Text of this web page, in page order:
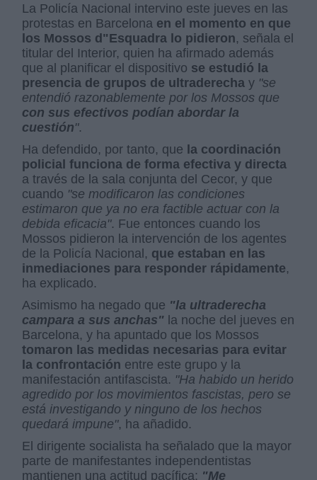
La Policía Nacional intervino este jueves en las
protestas en Barcelona en el momento en que
los Mossos d"Esquadra lo pidieron, señala el
titular del Interior, quien ha afirmado además
que al planificar el dispositivo se estudió la
presencia de grupos de ultraderecha y "se
entendió razonablemente por los Mossos que
con sus efectivos podían abordar la
cuestión".
Ha defendido, por tanto, que la coordinación
policial funciona de forma efectiva y directa
a través de la sala conjunta del Cecor, y que
cuando "se modificaron las condiciones
estimaron que ya no era factible actuar con la
debida eficacia". Fue entonces cuando los
Mossos pidieron la intervención de los agentes
de la Policía Nacional, que estaban en las
inmediaciones para responder rápidamente,
ha explicado.
Asimismo ha negado que "la ultraderecha
campara a sus anchas" la noche del jueves en
Barcelona, y ha apuntado que los Mossos
tomaron las medidas necesarias para evitar
la confrontación entre este grupo y la
manifestación antifascista. "Ha habido un herido
agredido por los movimientos fascistas, pero se
está investigando y ninguno de los hechos
quedará impune", ha añadido.
El dirigente socialista ha señalado que la mayor
parte de manifestantes independentistas
mantienen una actitud pacífica: "Me